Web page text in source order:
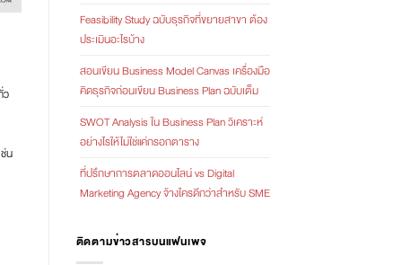
ว
น
Feasibility Study ฉบับธุรกิจที่ขยายสาขา ต้อง
ประเมินอะไรบ้าง
สอนเขียน Business Model Canvas เครื่องมือ
คิดธุรกิจก่อนเขียน Business Plan ฉบับเต็ม
SWOT Analysis ใน Business Plan วิเคราะห์
อย่างไรให้ไม่ใช่แค่กรอกตาราง
ที่ปรึกษาการตลาดออนไลน์ vs Digital
Marketing Agency จ้างใครดีกว่าสำหรับ SME
ติดตามข่าวสารบนแฟนเพจ